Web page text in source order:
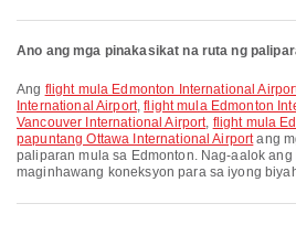
Ano ang mga pinakasikat na ruta ng
Ang flight mula Edmonton International
International Airport,flight mula Edmonton
Vancouver International Airport, flight mula
papuntang Ottawa International Airportang
paliparan mula sa Edmonton. Nag-aalok ang
maginhawang koneksyon para sa iyong